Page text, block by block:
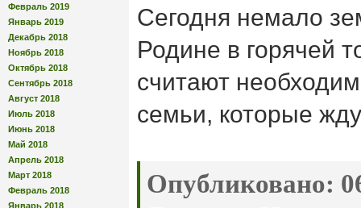
Февраль 2019
Январь 2019
Декабрь 2018
Ноябрь 2018
Октябрь 2018
Сентябрь 2018
Август 2018
Июль 2018
Июнь 2018
Май 2018
Апрель 2018
Март 2018
Февраль 2018
Январь 2018
Сегодня немало
Родине в горячей
считают
семьи, которые
Опубликовано: